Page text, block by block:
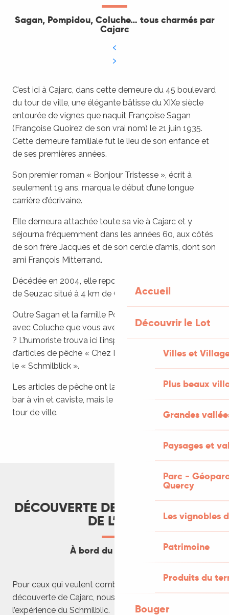
Accueil
Découvrir le Lot
Villes et
Plus beaux
Grandes
Paysages et
Parc -
Quercy
Les vignobles
Patrimoine
Produits du
Bouger
Sagan, Pompidou, Coluche… tous charmés par
Cajarc
C’est ici à Cajarc, dans cette demeure du 45 boulevard
du tour de ville, une élégante bâtisse du XIXe siècle
entourée de vignes que naquit Françoise Sagan
(Françoise Quoirez de son vrai nom) le 21 juin 1935.
Cette demeure familiale fut le lieu de son enfance et
de ses premières années.
Son premier roman « Bonjour Tristesse », écrit à
seulement 19 ans, marqua le début d’une longue
carrière d’écrivaine.
Elle demeura attachée toute sa vie à Cajarc et y
séjourna fréquemment dans les années 60, aux côtés
de son frère Jacques et de son cercle d’amis, dont son
ami François Mitterrand.
Décédée en 2004, elle repose désormais au cimetière
de Seuzac situé à 4 km de Cajarc.
Outre Sagan et la famille Pompidou, c’est peut-être
avec Coluche que vous avez entendu parler de Cajarc
? L’humoriste trouva ici l’inspiration dans le magasin
d’articles de pêche « Chez Moulinot », pour son sketch
le « Schmilblick ».
Les articles de pêche ont laissé place à un restaurant,
bar à vin et caviste, mais le lieu existe toujours sur le
tour de ville.
DÉCOUVERTE DE CAJARC AU FIL
DE L’EAU
À bord du Schmilblic
Pour ceux qui veulent combiner balade sur l’eau et
découverte de Cajarc, nous vous conseillons de tenter
l’expérience du Schmilblic.